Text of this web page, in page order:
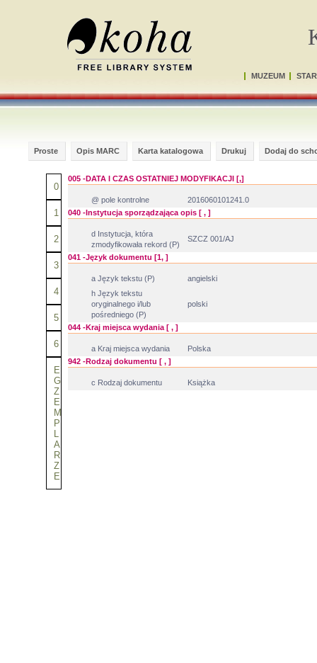
MUZEUM
Proste Opis MARC Karta katalogowa Drukuj Dodaj do
0
1
2
3
4
5
6
E
G
Z
E
M
P
L
A
R
Z
E
005 -DATA I CZAS OSTATNIEJ MODYFIKACJI [,]
@ pole kontrolne
2016060101241.0
040 -Instytucja sporządzająca opis [ , ]
d Instytucja, która
zmodyfikowała rekord (P)
SZCZ 001/AJ
041 -Język dokumentu [1, ]
a Język tekstu (P)
angielski
h Język tekstu
oryginalnego i/lub
pośredniego (P)
polski
044 -Kraj miejsca wydania [ , ]
a Kraj miejsca wydania
Polska
942 -Rodzaj dokumentu [ , ]
c Rodzaj dokumentu Książka